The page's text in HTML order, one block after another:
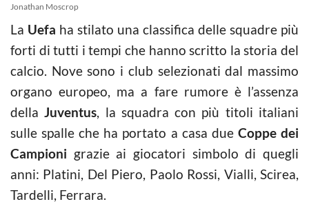
Jonathan Moscrop
La Uefa ha stilato una classifica delle squadre più
forti di tutti i tempi che hanno scritto la storia del
calcio. Nove sono i club selezionati dal massimo
organo europeo, ma a fare rumore è l’assenza
dellaJuventus, la squadra con più titoli italiani
sulle spalle che ha portato a casa due Coppe dei
Campioni grazie ai giocatori simbolo di quegli
anni: Platini, Del Piero, Paolo Rossi, Vialli, Scirea,
Tardelli, Ferrara.